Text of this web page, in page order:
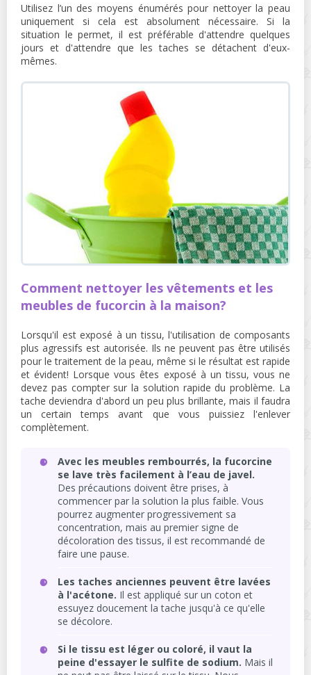
Utilisez l’un des moyens énumérés pour nettoyer la peau
uniquement si cela est absolument nécessaire. Si la
situation le permet, il est préférable d'attendre quelques
jours et d'attendre que les taches se détachent d'eux-
mêmes.
Comment nettoyer les vêtements et les
meubles de fucorcin à la maison?
Lorsqu'il est exposé à un tissu, l'utilisation de composants
plus agressifs est autorisée. Ils ne peuvent pas être utilisés
pour le traitement de la peau, même si le résultat est rapide
et évident! Lorsque vous êtes exposé à un tissu, vous ne
devez pas compter sur la solution rapide du problème. La
tache deviendra d'abord un peu plus brillante, mais il faudra
un certain temps avant que vous puissiez l'enlever
complètement.
Avec les meubles rembourrés, la fucorcine
se lave très facilement à l’eau de javel.
Des précautions doivent être prises, à
commencer par la solution la plus faible. Vous
pourrez augmenter progressivement sa
concentration, mais au premier signe de
décoloration des tissus, il est recommandé de
faire une pause.
Les taches anciennes peuvent être lavées
à l'acétone. Il est appliqué sur un coton et
essuyez doucement la tache jusqu'à ce qu'elle
se décolore.
Si le tissu est léger ou coloré, il vaut la
peine d'essayer le sulfite de sodium. Mais il